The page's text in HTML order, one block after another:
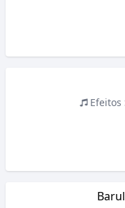
Efeitos